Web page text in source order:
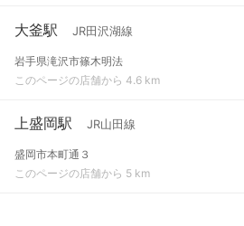
大釜駅 JR田沢湖線
岩手県滝沢市篠木明法
このページの店舗から 4.6 km
上盛岡駅 JR山田線
盛岡市本町通３
このページの店舗から 5 km